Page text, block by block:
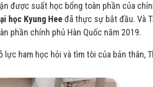
được suất học bổng toàn phần của
học Kyung Heeđã thực sự bắt đầu. Và
phần chính phủ Hàn Quốc năm 2019.
lực ham học hỏi và tìm tòi của bản thân,